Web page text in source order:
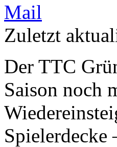
Zuletzt
Der TTC
Saison noch
Spielerdecke